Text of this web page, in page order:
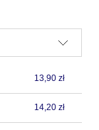
13,90 zł
14,20 zł